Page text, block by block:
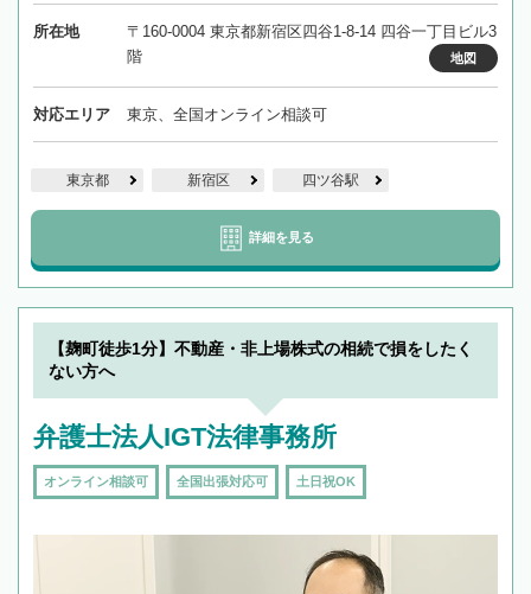
所在地
〒160-0004 東京都新宿区四谷1-8-14 四谷一丁目ビル3
階
地図
対応エリア 東京、全国オンライン相談可
東京都 新宿区 四ツ谷駅
詳細を見る
【麹町徒歩1分】不動産・非上場株式の相続で損をしたく
ない方へ
弁護士法人IGT法律事務所
オンライン相談可 全国出張対応可 土日祝OK